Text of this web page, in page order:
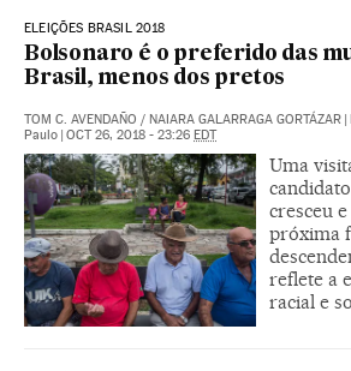
ELEIÇÕES BRASIL 2018
Bolsonaro é o preferido das
Brasil, menos dos pretos
TOM C. AVENDAÑO / NAIARA GALARRAGA GORTÁZAR |
Paulo | OCT 26, 2018 - 23:26 EDT
Uma
cresceu
próxima
reflete a
racial e